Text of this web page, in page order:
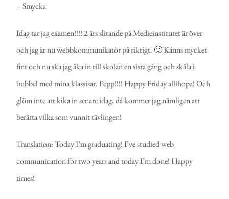
– Smycka
Idag tar jag examen!!!! 2 års slitande på Medieinstitutet är över
och jag är nu webbkommunikatör på riktigt. 🙂 Känns mycket
fint och nu ska jag åka in till skolan en sista gång och skåla i
bubbel med mina klassisar. Pepp!!!! Happy Friday allihopa! Och
glöm inte att kika in senare idag, då kommer jag nämligen att
berätta vilka som vunnit tävlingen!
Translation: Today I’m graduating! I’ve studied web
communication for two years and today I’m done! Happy
times!